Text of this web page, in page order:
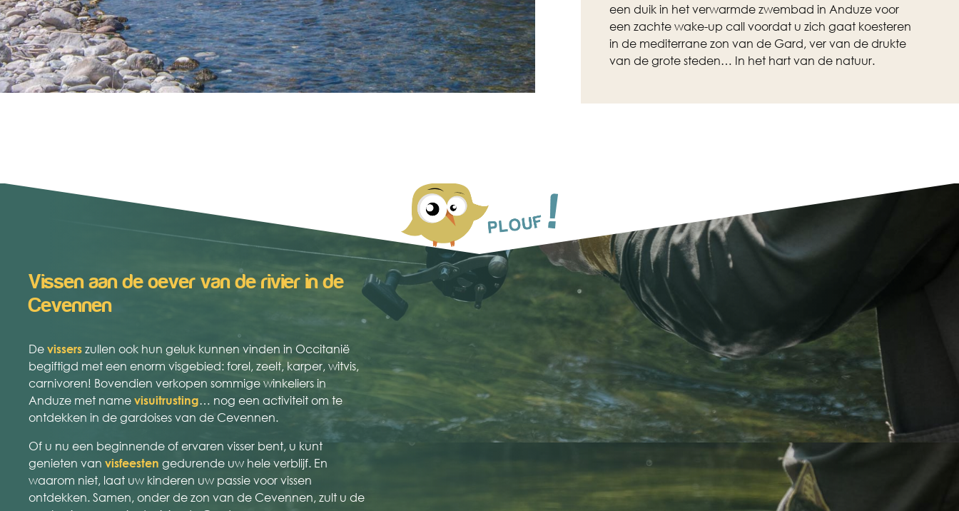
een duik in het verwarmde zwembad in Anduze voor
een zachte wake-up call voordat u zich gaat koesteren
in de mediterrane zon van de Gard, ver van de drukte
van de grote steden… In het hart van de natuur.
Vissen aan de oever van de rivier in de
Cevennen
De vissers zullen ook hun geluk kunnen vinden in Occitanië
begiftigd met een enorm visgebied: forel, zeelt, karper, witvis,
carnivoren! Bovendien verkopen sommige winkeliers in
Anduze met name visuitrusting… nog een activiteit om te
ontdekken in de gardoises van de Cevennen.
Of u nu een beginnende of ervaren visser bent, u kunt
genieten van visfeesten gedurende uw hele verblijf. En
waarom niet, laat uw kinderen uw passie voor vissen
ontdekken. Samen, onder de zon van de Cevennen, zult u de